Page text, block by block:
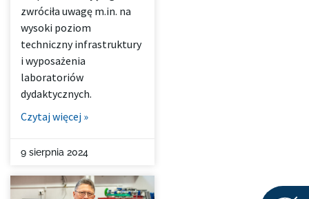
zwróciła uwagę m.in. na
wysoki poziom
techniczny infrastruktury
i wyposażenia
laboratoriów
dydaktycznych.
Czytaj więcej »
9 sierpnia 2024